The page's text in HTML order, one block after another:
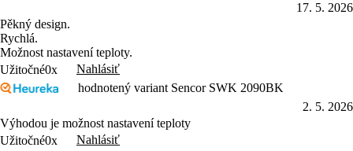
17. 5. 2026
Pěkný design.
Rychlá.
Možnost nastavení teploty.
Užitočné0x
Nahlásiť
hodnotený variant Sencor SWK 2090BK
2. 5. 2026
Výhodou je možnost nastavení teploty
Užitočné0x
Nahlásiť